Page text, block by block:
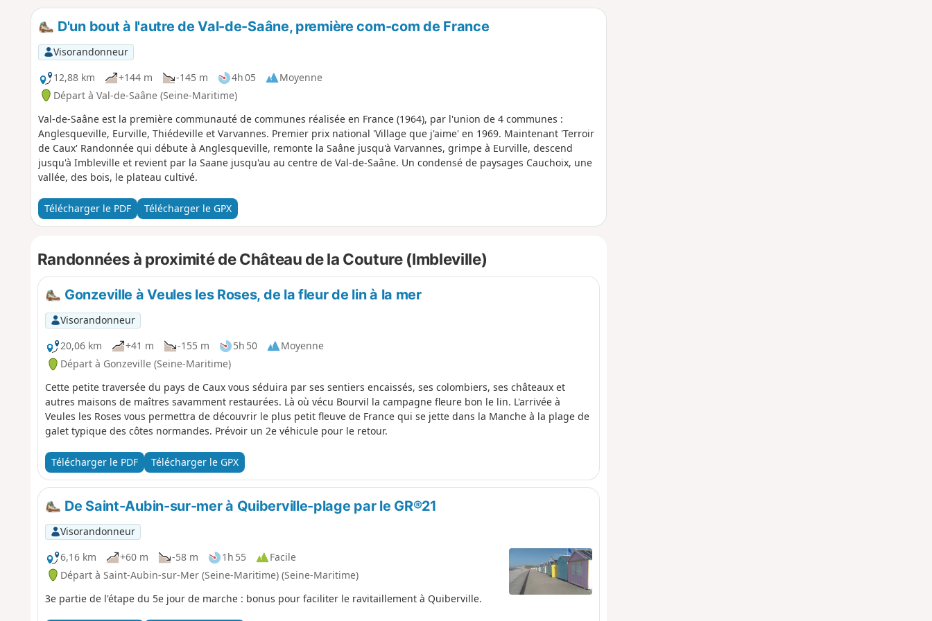
D'un bout à l'autre de Val-de-Saâne, première com-com de France
Visorandonneur
12,88 km
+144 m -145 m 4h 05
Moyenne
Départ à Val-de-Saâne (Seine-Maritime)
Val-de-Saâne est la première communauté de communes réalisée en France (1964), par l'union de 4 communes :
Anglesqueville, Eurville, Thiédeville et Varvannes. Premier prix national 'Village que j'aime' en 1969. Maintenant 'Terroir
de Caux' Randonnée qui débute à Anglesqueville, remonte la Saâne jusqu'à Varvannes, grimpe à Eurville, descend
jusqu'à Imbleville et revient par la Saane jusqu'au au centre de Val-de-Saâne. Un condensé de paysages Cauchoix, une
vallée, des bois, le plateau cultivé.
Télécharger le PDF Télécharger le GPX
Randonnées à proximité de Château de la Couture (Imbleville)
Gonzeville à Veules les Roses, de la fleur de lin à la mer
Visorandonneur
20,06 km
+41 m -155 m 5h 50
Moyenne
Départ à Gonzeville (Seine-Maritime)
Cette petite traversée du pays de Caux vous séduira par ses sentiers encaissés, ses colombiers, ses châteaux et
autres maisons de maîtres savamment restaurées. Là où vécu Bourvil la campagne fleure bon le lin. L'arrivée à
Veules les Roses vous permettra de découvrir le plus petit fleuve de France qui se jette dans la Manche à la plage de
galet typique des côtes normandes. Prévoir un 2e véhicule pour le retour.
Télécharger le PDF Télécharger le GPX
De Saint-Aubin-sur-mer à Quiberville-plage par le GR®21
Visorandonneur
6,16 km
+60 m -58 m 1h 55
Facile
Départ à Saint-Aubin-sur-Mer (Seine-Maritime) (Seine-Maritime)
3e partie de l'étape du 5e jour de marche : bonus pour faciliter le ravitaillement à Quiberville.